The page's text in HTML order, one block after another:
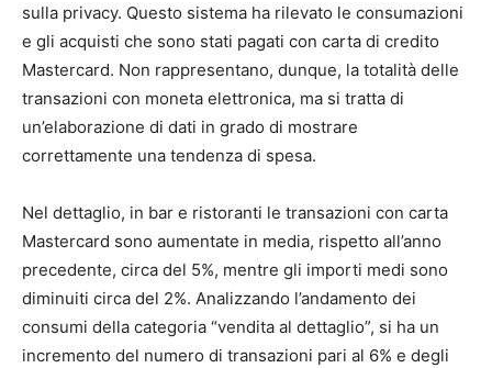
sulla privacy. Questo sistema ha rilevato le consumazioni
e gli acquisti che sono stati pagati con carta di credito
Mastercard. Non rappresentano, dunque, la totalità delle
transazioni con moneta elettronica, ma si tratta di
un’elaborazione di dati in grado di mostrare
correttamente una tendenza di spesa.
Nel dettaglio, in bar e ristoranti le transazioni con carta
Mastercard sono aumentate in media, rispetto all’anno
precedente, circa del 5%, mentre gli importi medi sono
diminuiti circa del 2%. Analizzando l’andamento dei
consumi della categoria “vendita al dettaglio”, si ha un
incremento del numero di transazioni pari al 6% e degli